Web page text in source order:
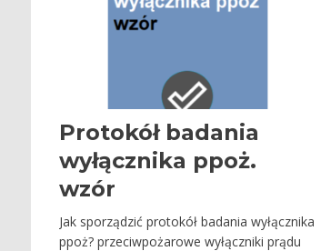
Protokół badania
wyłącznika ppoż.
wzór
Jak sporządzić protokół badania wyłącznika
ppoż? przeciwpożarowe wyłączniki prądu